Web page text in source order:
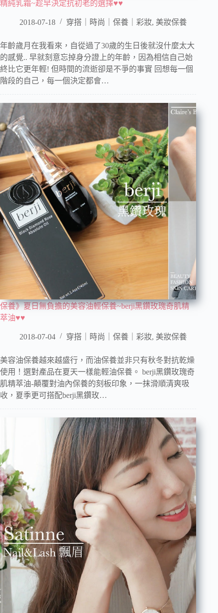
精純乳霜~趁早決定抗初老的選擇♥♥
2018-07-18 穿搭｜時尚｜保養｜彩妝, 美妝保養
年齡歲月在我看來，自從過了30歲的生日後就沒什麼太大
的感覺.. 早就刻意忘掉身分證上的年齡，因為相信自己始
終比它更年輕! 但時間的流逝卻是不爭的事實 回想每一個
階段的自己，每一個決定都會…
保養》夏日無負擔的美容油輕保養~berji黑鑽玫瑰奇肌精
萃油♥♥
2018-07-04 穿搭｜時尚｜保養｜彩妝, 美妝保養
美容油保養越來越盛行，而油保養並非只有秋冬對抗乾燥
使用！選對產品在夏天一樣能輕油保養。 berji黑鑽玫瑰奇
肌精萃油-顛覆對油內保養的刻板印象，一抹滑順清爽吸
收，夏季更可搭配berji黑鑽玫…